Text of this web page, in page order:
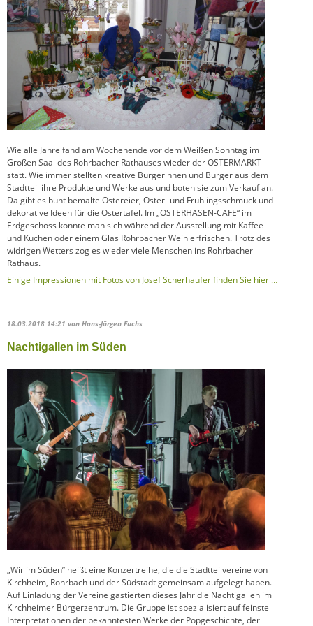
Wie alle Jahre fand am Wochenende vor dem Weißen Sonntag im
Großen Saal des Rohrbacher Rathauses wieder der OSTERMARKT
statt. Wie immer stellten kreative Bürgerinnen und Bürger aus dem
Stadtteil ihre Produkte und Werke aus und boten sie zum Verkauf an.
Da gibt es bunt bemalte Ostereier, Oster- und Frühlingsschmuck und
dekorative Ideen für die Ostertafel. Im „OSTERHASEN-CAFE“ im
Erdgeschoss konnte man sich während der Ausstellung mit Kaffee
und Kuchen oder einem Glas Rohrbacher Wein erfrischen. Trotz des
widrigen Wetters zog es wieder viele Menschen ins Rohrbacher
Rathaus.
Einige Impressionen mit Fotos von Josef Scherhaufer finden Sie hier …
18.03.2018 14:21 von Hans-Jürgen Fuchs
Nachtigallen im Süden
„Wir im Süden” heißt eine Konzertreihe, die die Stadtteilvereine von
Kirchheim, Rohrbach und der Südstadt gemeinsam aufgelegt haben.
Auf Einladung der Vereine gastierten dieses Jahr die Nachtigallen im
Kirchheimer Bürgerzentrum. Die Gruppe ist spezialisiert auf feinste
Interpretationen der bekanntesten Werke der Popgeschichte, der